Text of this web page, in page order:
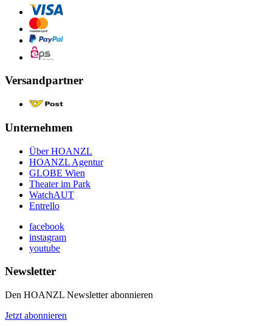
Versandpartner
Unternehmen
Über HOANZL
HOANZL Agentur
GLOBE Wien
Theater im Park
WatchAUT
Entrello
facebook
instagram
youtube
Newsletter
Den HOANZL Newsletter abonnieren
Jetzt abonnieren